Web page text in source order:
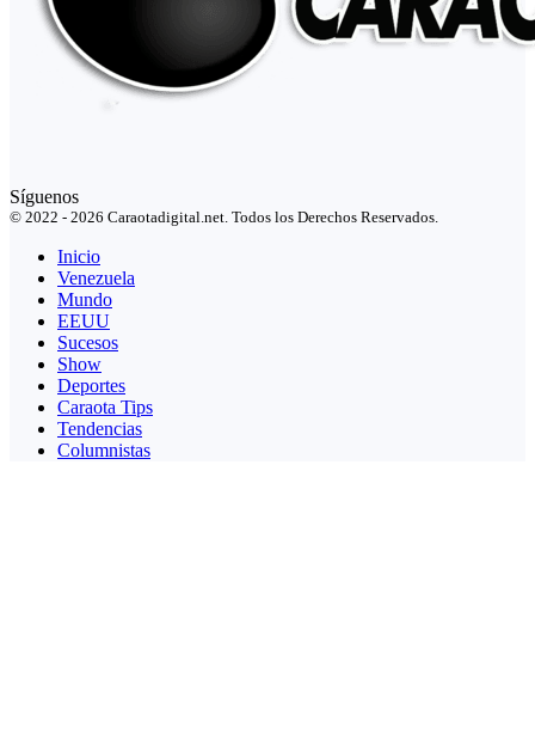
Síguenos
© 2022 - 2026 Caraotadigital.net. Todos los Derechos Reservados.
Inicio
Venezuela
Mundo
EEUU
Sucesos
Show
Deportes
Caraota Tips
Tendencias
Columnistas